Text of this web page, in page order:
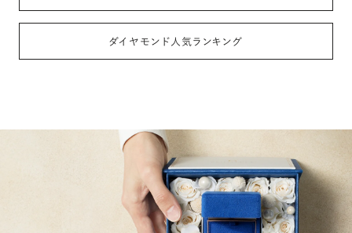
ダイヤモンド人気ランキング